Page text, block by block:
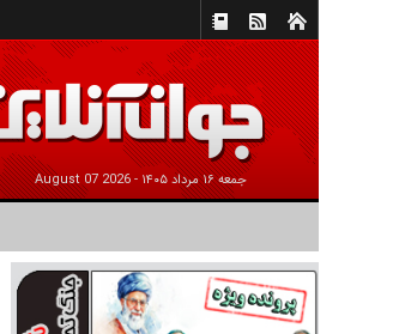
جمعه ۱۶ مرداد ۱۴۰۵ - 2026 August 07